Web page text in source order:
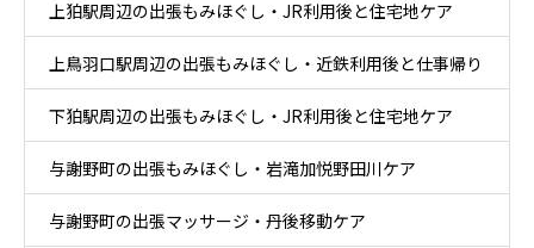
上狛駅周辺の出張もみほぐし・JR利用後と住宅地ケア
上鳥羽口駅周辺の出張もみほぐし・近鉄利用後と仕事帰り
ケア
下狛駅周辺の出張もみほぐし・JR利用後と住宅地ケア
与謝野町の出張もみほぐし・岩滝加悦野田川ケア
与謝野町の出張マッサージ・丹後移動ケア